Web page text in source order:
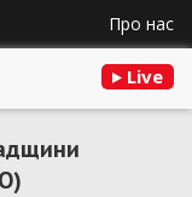
Про нас
Live